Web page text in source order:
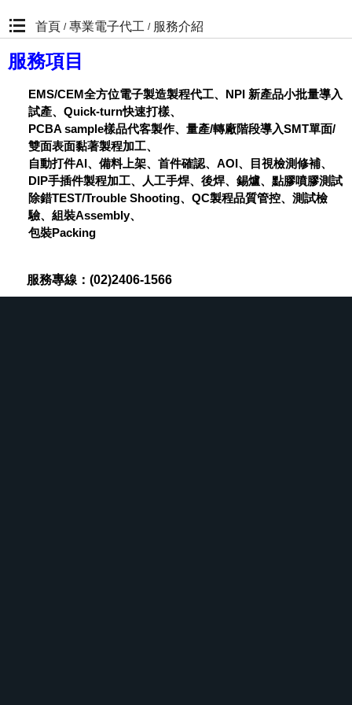
首頁 / 專業電子代工 / 服務介紹
服務項目
EMS/CEM全方位電子製造製程代工、NPI 新產品小批量導入
試產、Quick-turn快速打樣、
PCBA sample樣品代客製作、量產/轉廠階段導入SMT單面/
雙面表面黏著製程加工、
自動打件AI、備料上架、首件確認、AOI、目視檢測修補、
DIP手插件製程加工、人工手焊、後焊、錫爐、點膠噴膠測試
除錯TEST/Trouble Shooting、QC製程品質管控、測試檢
驗、組裝Assembly、
包裝Packing
服務專線：(02)2406-1566